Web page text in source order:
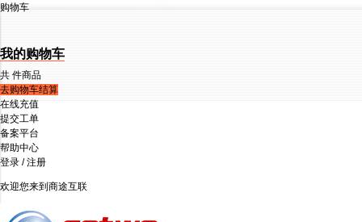
购物车
我的购物车
共 件商品
去购物车结算
在线充值
提交工单
备案平台
帮助中心
登录 /注册
欢迎您来到商途互联